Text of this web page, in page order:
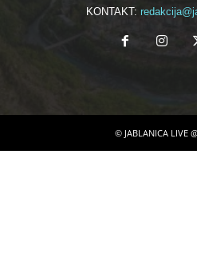
KONTAKT:
© JABLANICA LIVE